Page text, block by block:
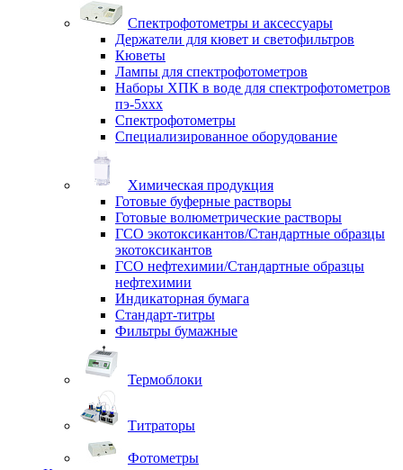
Спектрофотометры и аксессуары
Держатели для кювет и светофильтров
Кюветы
Лампы для спектрофотометров
Наборы ХПК в воде для спектрофотометров
пэ-5ххх
Спектрофотометры
Специализированное оборудование
Химическая продукция
Готовые буферные растворы
Готовые волюметрические растворы
ГСО экотоксикантов/Стандартные образцы
экотоксикантов
ГСО нефтехимии/Стандартные образцы
нефтехимии
Индикаторная бумага
Стандарт-титры
Фильтры бумажные
Термоблоки
Титраторы
Фотометры